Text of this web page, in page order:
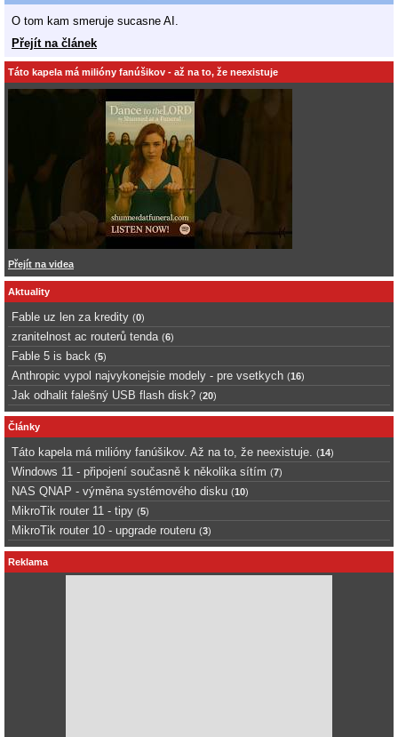
O tom kam smeruje sucasne AI.
Přejít na článek
Táto kapela má milióny fanúšikov - až na to, že neexistuje
Přejít na videa
Aktuality
Fable uz len za kredity (0)
zranitelnost ac routerů tenda (6)
Fable 5 is back (5)
Anthropic vypol najvykonejsie modely - pre vsetkych (16)
Jak odhalit falešný USB flash disk? (20)
Články
Táto kapela má milióny fanúšikov. Až na to, že neexistuje. (14)
Windows 11 - připojení současně k několika sítím (7)
NAS QNAP - výměna systémového disku (10)
MikroTik router 11 - tipy (5)
MikroTik router 10 - upgrade routeru (3)
Reklama